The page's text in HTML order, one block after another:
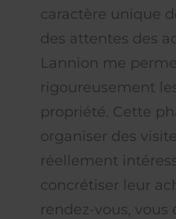
caractère unique
des attentes des
Lannion me
rigoureusement
propriété. Cette
organiser des
réellement
concrétiser leur
rendez-vous,